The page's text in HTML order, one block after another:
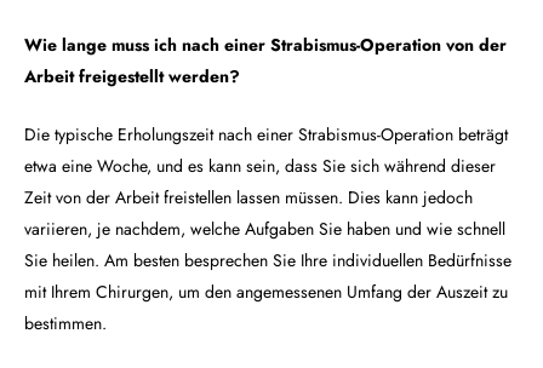
Wie lange muss ich nach einer Strabismus-Operation von der
Arbeit freigestellt werden?
Die typische Erholungszeit nach einer Strabismus-Operation beträgt
etwa eine Woche, und es kann sein, dass Sie sich während dieser
Zeit von der Arbeit freistellen lassen müssen. Dies kann jedoch
variieren, je nachdem, welche Aufgaben Sie haben und wie schnell
Sie heilen. Am besten besprechen Sie Ihre individuellen Bedürfnisse
mit Ihrem Chirurgen, um den angemessenen Umfang der Auszeit zu
bestimmen.